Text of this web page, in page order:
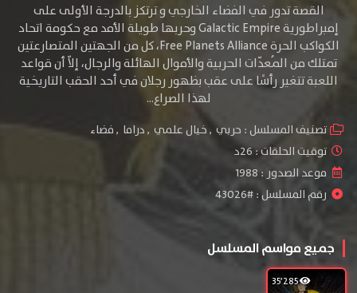
القصة تدور في الفضاء الخارجي و ترتكز بالدرجة الأولى على
إمبراطورية Galactic Empire وحربها طويلة الأمد مع حكومة اتحاد
الكواكب الحرة Free Planets Alliance، كل من الجهتين المتصارعتين
تمتلك من المُعدّات الحربية والأموال الهائلة والرجال، إلاّ أن قواعد
اللعبة تتغير رأسًا على عقب بظهور رجلان في أحد الحقب التاريخية
لهذا الصراع...
تصنيف المسلسل : حربي ,خيال علمي ,دراما ,فضاء
توقيت الحلقات : 26د
موعد الصدور : 1988
رقم المسلسل : #43026
جميع مواسم المسلسل
35٬285